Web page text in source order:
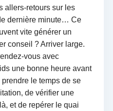
allers-retours sur les
dernière minute… Ce
vite générer un
conseil ? Arriver large.
vous avec
une bonne heure avant
le temps de se
de vérifier une
et de repérer le quai